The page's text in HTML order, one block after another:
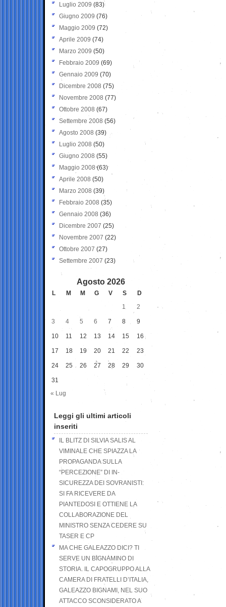
Luglio 2009 (83)
Giugno 2009 (76)
Maggio 2009 (72)
Aprile 2009 (74)
Marzo 2009 (50)
Febbraio 2009 (69)
Gennaio 2009 (70)
Dicembre 2008 (75)
Novembre 2008 (77)
Ottobre 2008 (67)
Settembre 2008 (56)
Agosto 2008 (39)
Luglio 2008 (50)
Giugno 2008 (55)
Maggio 2008(63)
Aprile 2008 (50)
Marzo 2008 (39)
Febbraio 2008 (35)
Gennaio 2008 (36)
Dicembre 2007 (25)
Novembre 2007 (22)
Ottobre 2007 (27)
Settembre 2007 (23)
Agosto 2026
L M M G V S
D
1
2
3 4 5 6 7 8 9
10 11 12 13 14 15 16
17 18 19 20 21 22 23
24 25 26 27 28 29 30
31
« Lug
Leggi gli ultimi articoli
inseriti
IL BLITZ DI SILVIA SALIS AL
VIMINALE CHE SPIAZZA LA
PROPAGANDA SULLA
“PERCEZIONE” DI IN-
SICUREZZA DEI SOVRANISTI:
SI FA RICEVERE DA
PIANTEDOSI E OTTIENE LA
COLLABORAZIONE DEL
MINISTRO SENZA CEDERE SU
TASER E CP
MA CHE GALEAZZO DICI? TI
SERVE UN BIGNAMINO DI
STORIA. IL CAPOGRUPPO ALLA
CAMERA DI FRATELLI D’ITALIA,
GALEAZZO BIGNAMI, NEL SUO
ATTACCO SCONSIDERATO A